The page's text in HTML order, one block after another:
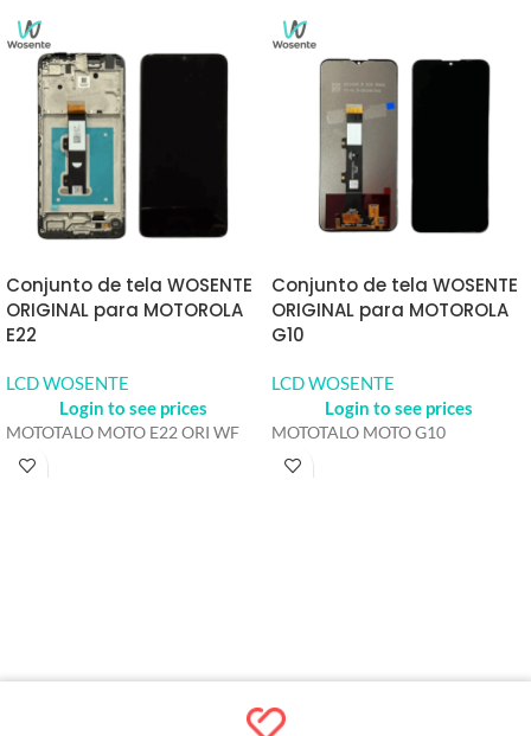
Conjunto de tela WOSENTE
ORIGINAL para MOTOROLA
E22
LCD WOSENTE
Login to see prices
MOTOTALO MOTO E22 ORI WF
Conjunto de tela WOSENTE
ORIGINAL para MOTOROLA
G10
LCD WOSENTE
Login to see prices
MOTOTALO MOTO G10